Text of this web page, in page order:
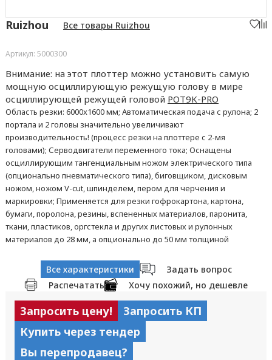
Ruizhou Все товары Ruizhou
Артикул: 5000300
Внимание: на этот плоттер можно установить самую
мощную осциллирующую режущую голову в мире
осциллирующей режущей головой POT9K-PRO
Область резки: 6000x1600 мм; Автоматическая подача с рулона; 2
портала и 2 головы значительно увеличивают
производительность! (процесс резки на плоттере с 2-мя
головами); Серводвигатели переменного тока; Оснащены
осциллирующим тангенциальным ножом электрического типа
(опционально пневматического типа), биговщиком, дисковым
ножом, ножом V-cut, шпинделем, пером для черчения и
маркировки; Применяется для резки гофрокартона, картона,
бумаги, поролона, резины, вспененных материалов, паронита,
ткани, пластиков, оргстекла и других листовых и рулонных
материалов до 28 мм, а опционально до 50 мм толщиной
Все характеристики
Задать вопрос
Распечатать
Хочу похожий, но дешевле
Запросить цену!
Запросить КП
Купить через тендер
Вы перепродавец?